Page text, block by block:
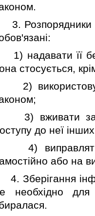
Розпорядники
надавати її
стосується,
вживати
до неї
виправляти
або на
Зберiгання
необхiдно для